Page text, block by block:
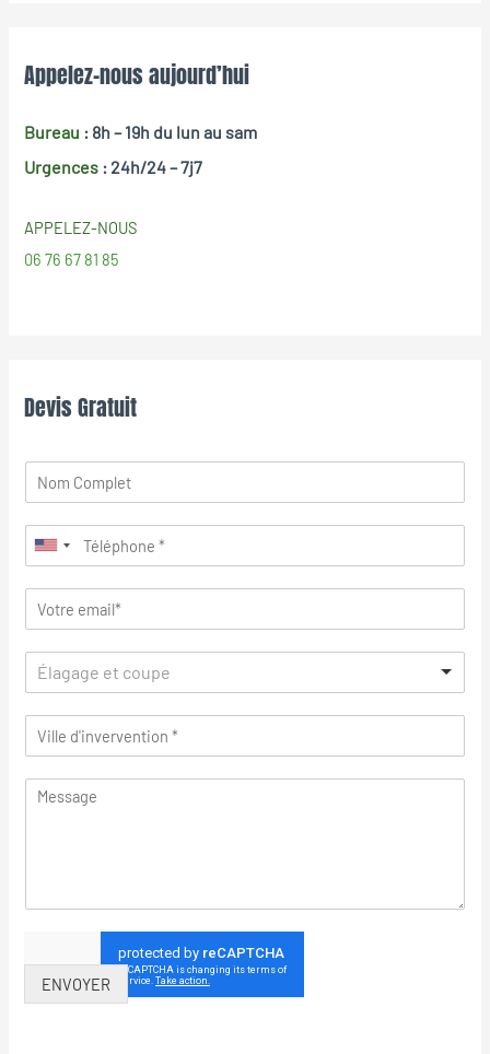
Appelez-nous aujourd’hui
Bureau : 8h – 19h du lun au sam
Urgences : 24h/24 – 7j7
APPELEZ-NOUS
06 76 67 81 85
Devis Gratuit
Élagage et coupe
ENVOYER